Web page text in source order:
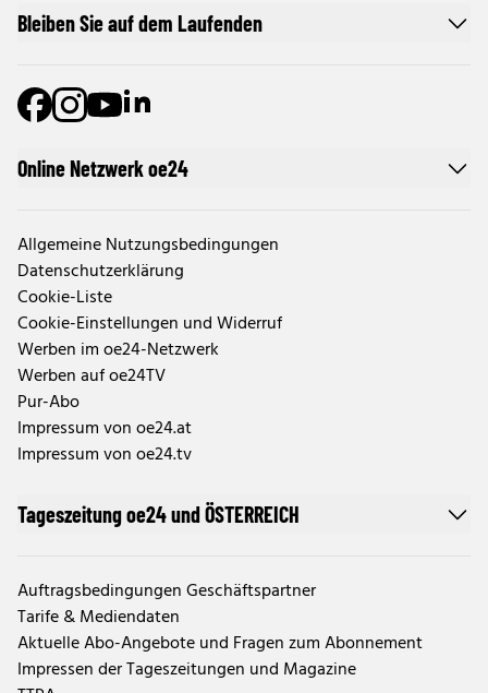
Online Netzwerk oe24
Allgemeine Nutzungsbedingungen
Datenschutzerklärung
Cookie-Liste
Cookie-Einstellungen und Widerruf
Werben im oe24-Netzwerk
Werben auf oe24TV
Pur-Abo
Impressum von oe24.at
Impressum von oe24.tv
Tageszeitung oe24 und ÖSTERREICH
Auftragsbedingungen Geschäftspartner
Tarife & Mediendaten
Aktuelle Abo-Angebote und Fragen zum Abonnement
Impressen der Tageszeitungen und Magazine
Bleiben Sie auf dem Laufenden